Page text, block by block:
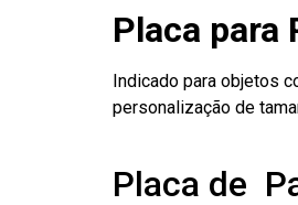
Placa para
Indicado para objetos
personalização de
Placa de